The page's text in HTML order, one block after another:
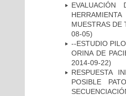
MUESTRAS DE
08-05)
--ESTUDIO
ORINA DE
2014-09-22)
RESPUESTA
POSIBLE